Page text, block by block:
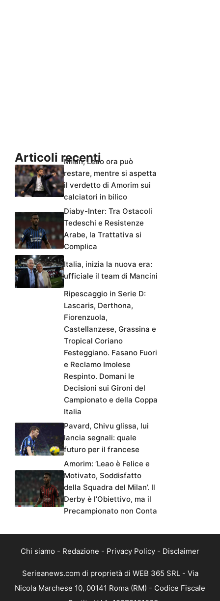
Articoli recenti
Milan, Leao ora può
restare, mentre si aspetta
il verdetto di Amorim sui
calciatori in bilico
Diaby-Inter: Tra Ostacoli
Tedeschi e Resistenze
Arabe, la Trattativa si
Complica
Italia, inizia la nuova era:
ufficiale il team di Mancini
Ripescaggio in Serie D:
Lascaris, Derthona,
Fiorenzuola,
Castellanzese, Grassina e
Tropical Coriano
Festeggiano. Fasano Fuori
e Reclamo Imolese
Respinto. Domani le
Decisioni sui Gironi del
Campionato e della Coppa
Italia
Pavard, Chivu glissa, lui
lancia segnali: quale
futuro per il francese
Amorim: ‘Leao è Felice e
Motivato, Soddisfatto
della Squadra del Milan’. Il
Derby è l’Obiettivo, ma il
Precampionato non Conta
Chi siamo - Redazione - Privacy Policy - Disclaimer
Serieanews.com di proprietà di WEB 365 SRL - Via
Nicola Marchese 10, 00141 Roma (RM) - Codice Fiscale